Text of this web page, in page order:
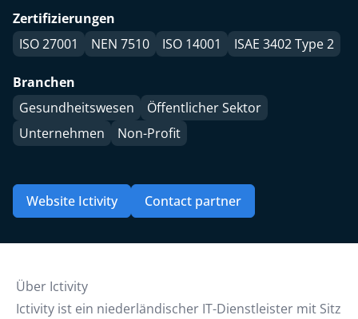
Zertifizierungen
ISO 27001
NEN 7510 ISO 14001 ISAE 3402 Type 2
Branchen
Gesundheitswesen
Öffentlicher Sektor
Unternehmen
Non-Profit
Website Ictivity Contact partner
Über Ictivity
Ictivity ist ein niederländischer IT-Dienstleister mit Sitz